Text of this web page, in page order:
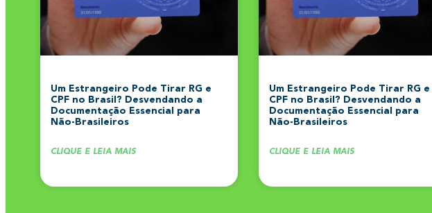
Um Estrangeiro Pode Tirar RG e
CPF no Brasil? Desvendando a
Documentação Essencial para
Não-Brasileiros
CLIQUE E LEIA MAIS
Um Estrangeiro Pode Tirar RG e
CPF no Brasil? Desvendando a
Documentação Essencial para
Não-Brasileiros
CLIQUE E LEIA MAIS